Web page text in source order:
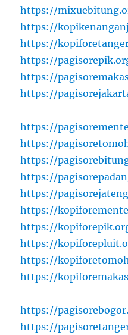
https://
https://
https://
https://
https://
https://
https://
https://
https://
https://
https://
https://
https://
https://
https://
https://
https://
https://